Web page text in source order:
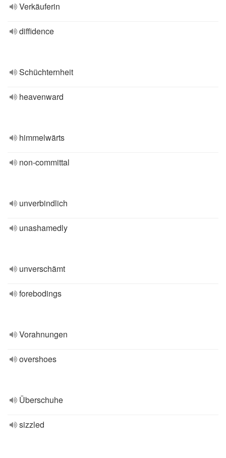
Verkäuferin
diffidence
Schüchternheit
heavenward
himmelwärts
non-committal
unverbindlich
unashamedly
unverschämt
forebodings
Vorahnungen
overshoes
Überschuhe
sizzled